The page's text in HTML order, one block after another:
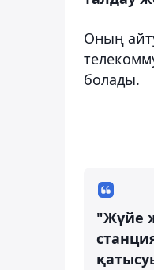
Оның
болады.
"Жүйе